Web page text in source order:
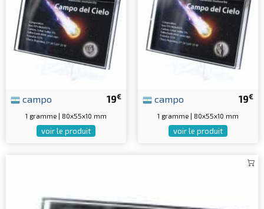
19€
campo
1 gramme | 80x55x10 mm
voir le produit
19€
campo
1 gramme | 80x55x10 mm
voir le produit